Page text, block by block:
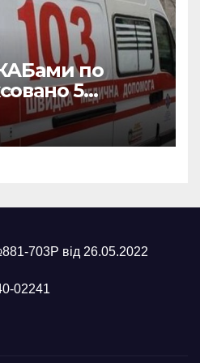
по
5
703Р від 26.05.2022
02241